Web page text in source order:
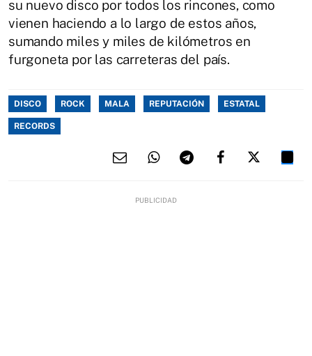
su nuevo disco por todos los rincones, como
vienen haciendo a lo largo de estos años,
sumando miles y miles de kilómetros en
furgoneta por las carreteras del país.
DISCO ROCK MALA REPUTACIÓN ESTATAL
RECORDS